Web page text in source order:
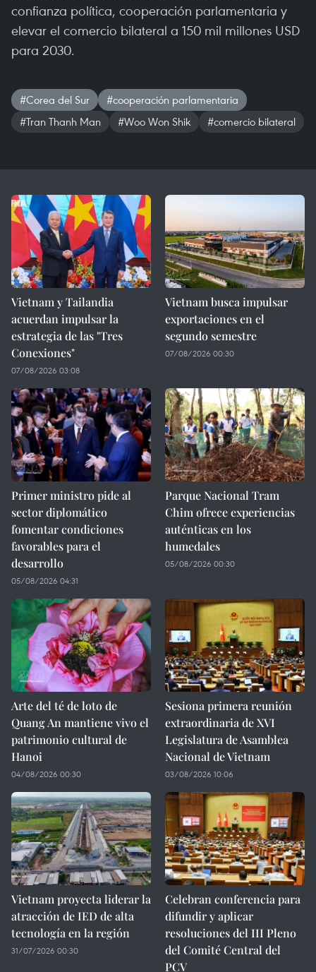
confianza política, cooperación parlamentaria y
elevar el comercio bilateral a 150 mil millones USD
para 2030.
#Corea del Sur
#cooperación parlamentaria
#Tran Thanh Man
#Woo Won Shik #comercio bilateral
Vietnam y Tailandia
acuerdan impulsar la
estrategia de las "Tres
Conexiones"
07/08/2026 03:08
Vietnam busca impulsar
exportaciones en el
segundo semestre
07/08/2026 00:30
Primer ministro pide al
sector diplomático
fomentar condiciones
favorables para el
desarrollo
05/08/2026 04:31
Parque Nacional Tram
Chim ofrece experiencias
auténticas en los
humedales
05/08/2026 00:30
Arte del té de loto de
Quang An mantiene vivo el
patrimonio cultural de
Hanoi
04/08/2026 00:30
Sesiona primera reunión
extraordinaria de XVI
Legislatura de Asamblea
Nacional de Vietnam
03/08/2026 10:06
Vietnam proyecta liderar la
atracción de IED de alta
tecnología en la región
31/07/2026 00:30
Celebran conferencia para
difundir y aplicar
resoluciones del III Pleno
del Comité Central del
PCV